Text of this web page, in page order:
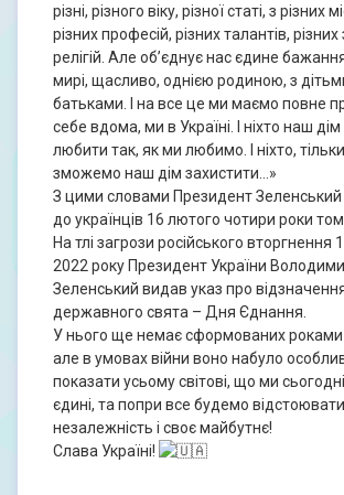
різні, різного віку, різної статі, з різних
різних професій, різних талантів,
релігій. Але об’єднує нас єдине
мирі, щасливо, однією родиною, з
батьками. І на все це ми маємо повне
себе вдома, ми в Україні. І ніхто наш
любити так, як ми любимо. І ніхто,
зможемо наш дім захистити…»
З цими словами Президент Зеленський
до українців 16 лютого чотири роки
На тлі загрози російського вторгнення
2022 року Президент України
Зеленський видав указ про
державного свята – Дня Єднання.
У нього ще немає сформованих роками
але в умовах війни воно набуло
показати усьому світові, що ми
єдині, та попри все будемо
незалежність і своє майбутнє!
Слава Україні!